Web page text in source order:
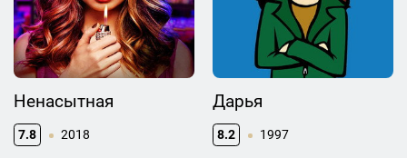
Ненасытная
7.8 2018
Дарья
8.2 1997